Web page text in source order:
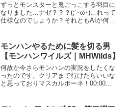
ずっとモンスターと鬼ごっこする羽目に
なりました…ナゼ？？？(;´･ω･)これって
仕様なのでしょうか？それともAIか何か
ターに嫌われてしまったのか…ダレカ…
オシエテ…ご視...
モンハンやるために髪を切る男
【モンハンワイルズ｜MHWilds】
何故か今さらモンハンの実況をしたくな
ったのです。クリアまで行けたらいいな
と思っておりマスカルポーネ！00:00